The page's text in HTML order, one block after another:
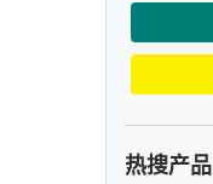
热搜产品